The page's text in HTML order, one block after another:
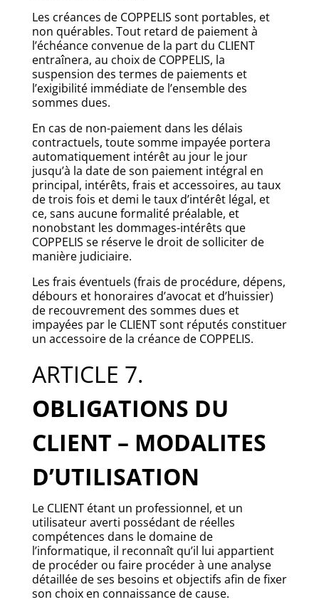
Les créances de COPPELIS sont portables, et
non quérables. Tout retard de paiement à
l’échéance convenue de la part du CLIENT
entraînera, au choix de COPPELIS, la
suspension des termes de paiements et
l’exigibilité immédiate de l’ensemble des
sommes dues.
En cas de non-paiement dans les délais
contractuels, toute somme impayée portera
automatiquement intérêt au jour le jour
jusqu’à la date de son paiement intégral en
principal, intérêts, frais et accessoires, au taux
de trois fois et demi le taux d’intérêt légal, et
ce, sans aucune formalité préalable, et
nonobstant les dommages-intérêts que
COPPELIS se réserve le droit de solliciter de
manière judiciaire.
Les frais éventuels (frais de procédure, dépens,
débours et honoraires d’avocat et d’huissier)
de recouvrement des sommes dues et
impayées par le CLIENT sont réputés constituer
un accessoire de la créance de COPPELIS.
ARTICLE 7.
OBLIGATIONS DU
CLIENT – MODALITES
D’UTILISATION
Le CLIENT étant un professionnel, et un
utilisateur averti possédant de réelles
compétences dans le domaine de
l’informatique, il reconnaît qu’il lui appartient
de procéder ou faire procéder à une analyse
détaillée de ses besoins et objectifs afin de fixer
son choix en connaissance de cause.